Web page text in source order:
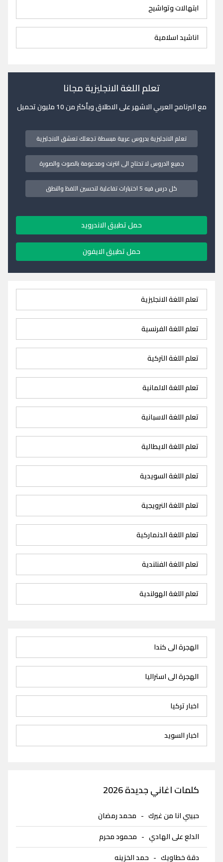
ابتهالات وتواشيح
اناشيد اسلامية
تعلم اللغة الانجليزية مجانا
مع البرنامج العربي الاشهر على الاطلاق وبأكثر من 10 مليون تحميل
تعلم الانجليزية بدروس عربية مبسطة تجعلك تعشق الانجليزية
جميع الدروس لا تحتاج الى انترنت ومدعومة بالصوت والصورة
كل درس فيه 5 اختبارات تفاعلية لتحسين اللفظ والنطق
حمل تطبيق الاندرويد
حمل تطبيق الايفون
تعلم اللغة الانجليزية
تعلم اللغة الفرنسية
تعلم اللغة التركية
تعلم اللغة الالمانية
تعلم اللغة الاسبانية
تعلم اللغة الايطالية
تعلم اللغة السويدية
تعلم اللغة النرويجية
تعلم اللغة الدنماركية
تعلم اللغة الفنلندية
تعلم اللغة الهولندية
الهجرة الى كندا
الهجرة الى استراليا
اخبار تركيا
اخبار السويد
كلمات اغاني جديدة 2026
حبيبي انا من غيرك - محمد رمضان
الدلع على الهادي - محمود محرم
دقة خطاويك - حمد الخزينه